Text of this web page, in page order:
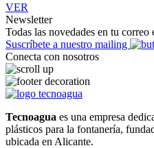
VER
Newsletter
Todas las novedades en tu correo
Suscríbete a nuestro mailing
Conecta con nosotros
Tecnoagua es una empresa
plásticos para la fontanería,
ubicada en Alicante.